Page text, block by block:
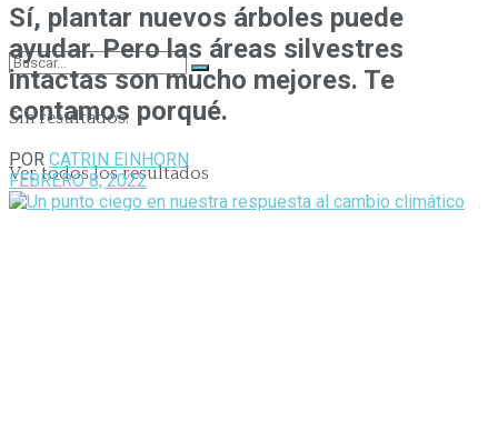
Sin resultados.
Ver todos los resultados
Sí, plantar nuevos árboles puede
ayudar. Pero las áreas silvestres
intactas son mucho mejores. Te
contamos porqué.
POR CATRIN EINHORN
FEBRERO 8, 2022